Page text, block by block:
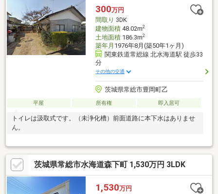
ださい。【周辺施設】・常総市立豊岡小学校まで約1900ｍ（徒歩
約24分）・常総市立水海道西中学校まで約1400ｍ（徒歩約18分
300万円
間取り 3DK
建物面積48.02m2
土地面積186.3m2
築年月 1976年8月(築50年1ヶ月)
関東鉄道常総線 北水海道駅 徒歩33
分
その他の交通
茨城県常総市豊岡町乙
平屋 所有権 即入居可
トイレは汲取式です。（未浄化槽）前面道路に本下水はありませ
ん。
茨城県常総市水海道森下町 1,530万円 3LDK
1,530万円